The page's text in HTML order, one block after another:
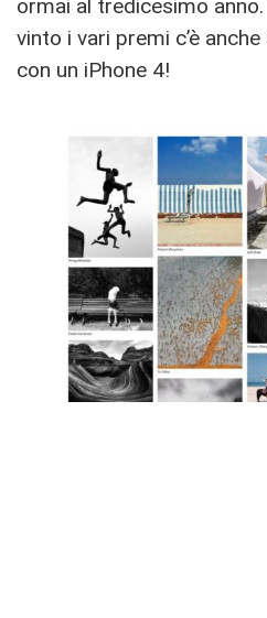
ormai al tredicesimo
vinto i vari premi c’è
con un iPhone 4!